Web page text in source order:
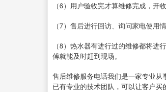
（6）用户验收完才算维修完成，开
（7）售后进行回访、询问家电使用
（8）热水器有进行过的维修都将
傅就能及时赶到现场。
售后维修服务电话我们是一家专业从
已有专业的技术团队，可以让客户买